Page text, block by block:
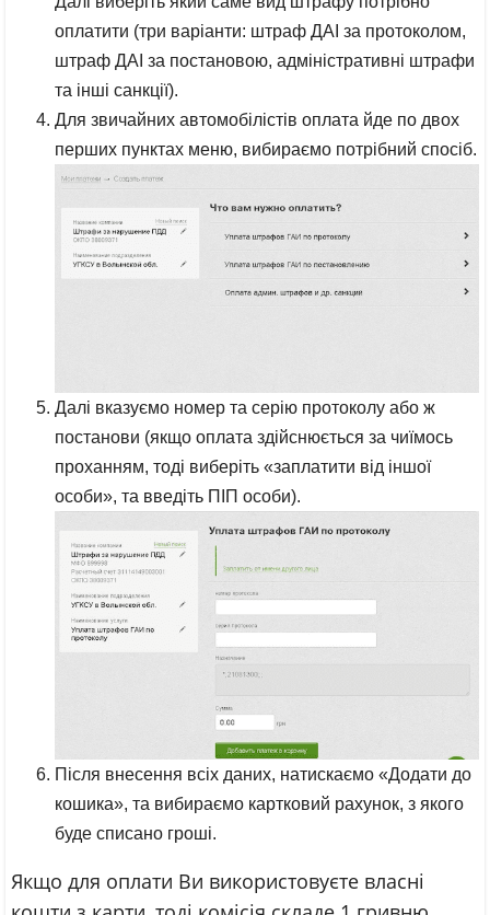
оплатити (три варіанти: штраф ДАІ за протоколом,
штраф ДАІ за постановою, адміністративні штрафи
та інші санкції).
Для звичайних автомобілістів оплата йде по двох
перших пунктах меню, вибираємо потрібний спосіб.
Далі вказуємо номер та серію протоколу або ж
постанови (якщо оплата здійснюється за чиїмось
проханням, тоді виберіть «заплатити від іншої
особи», та введіть ПІП особи).
Після внесення всіх даних, натискаємо «Додати до
кошика», та вибираємо картковий рахунок, з якого
буде списано гроші.
Якщо для оплати Ви використовуєте власні